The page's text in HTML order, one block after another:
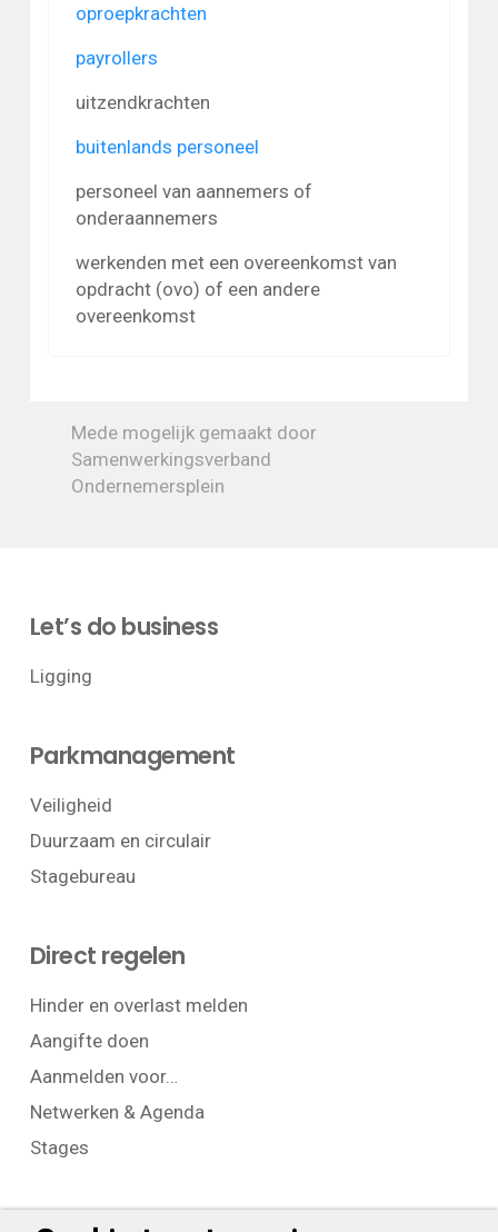
oproepkrachten
payrollers
uitzendkrachten
buitenlands personeel
personeel van aannemers of
onderaannemers
werkenden met een overeenkomst van
opdracht (ovo) of een andere
overeenkomst
Mede mogelijk gemaakt door
Samenwerkingsverband
Ondernemersplein
Let’s do business
Ligging
Parkmanagement
Veiligheid
Duurzaam en circulair
Stagebureau
Direct regelen
Hinder en overlast melden
Aangifte doen
Aanmelden voor…
Netwerken & Agenda
Stages